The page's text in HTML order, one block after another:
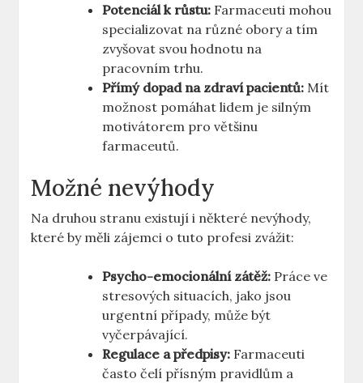
Potenciál k růstu: Farmaceuti mohou
specializovat na různé obory a tím
zvyšovat svou hodnotu na
pracovním trhu.
Přímý dopad na zdraví pacientů: Mít
možnost pomáhat lidem je silným
motivátorem pro většinu
farmaceutů.
Možné nevýhody
Na druhou stranu existují i některé nevýhody,
které by měli zájemci o tuto profesi zvážit:
Psycho-emocionální zátěž: Práce ve
stresových situacích, jako jsou
urgentní případy, může být
vyčerpávající.
Regulace a předpisy: Farmaceuti
často čelí přísným pravidlům a